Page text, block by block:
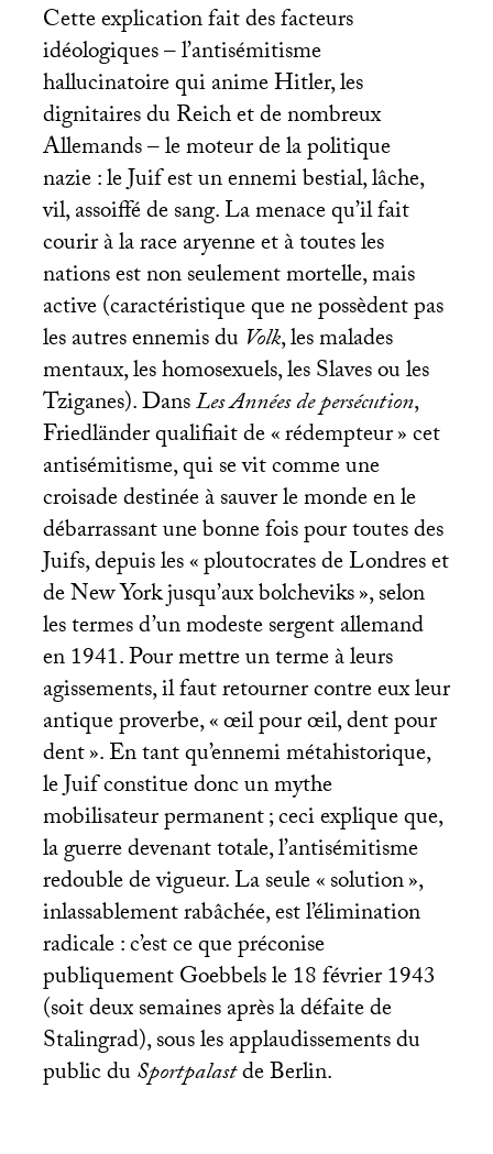
Cette explication fait des facteurs
idéologiques – l’antisémitisme
hallucinatoire qui anime Hitler, les
dignitaires du Reich et de nombreux
Allemands – le moteur de la politique
nazie : le Juif est un ennemi bestial, lâche,
vil, assoiffé de sang. La menace qu’il fait
courir à la race aryenne et à toutes les
nations est non seulement mortelle, mais
active (caractéristique que ne possèdent pas
les autres ennemis du Volk, les malades
mentaux, les homosexuels, les Slaves ou les
Tziganes). DansLes Années de persécution,
Friedländer qualifiait de «rédempteur» cet
antisémitisme, qui se vit comme une
croisade destinée à sauver le monde en le
débarrassant une bonne fois pour toutes des
Juifs, depuis les «ploutocrates de Londres et
de New York jusqu’aux bolcheviks», selon
les termes d’un modeste sergent allemand
en 1941. Pour mettre un terme à leurs
agissements, il faut retourner contre eux leur
antique proverbe, «œil pour œil, dent pour
dent». En tant qu’ennemi métahistorique,
le Juif constitue donc un mythe
mobilisateur permanent; ceci explique que,
la guerre devenant totale, l’antisémitisme
redouble de vigueur. La seule «solution»,
inlassablement rabâchée, est l’élimination
radicale : c’est ce que préconise
publiquement Goebbels le 18 février 1943
(soit deux semaines après la défaite de
Stalingrad), sous les applaudissements du
public duSportpalastde Berlin.